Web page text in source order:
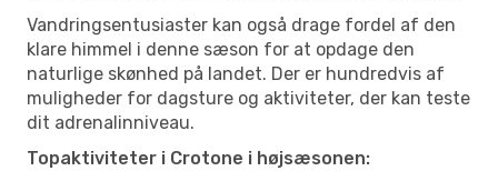
Vandringsentusiaster kan også drage fordel af den
klare himmel i denne sæson for at opdage den
naturlige skønhed på landet. Der er hundredvis af
muligheder for dagsture og aktiviteter, der kan teste
dit adrenalinniveau.
Topaktiviteter i Crotone i højsæsonen: